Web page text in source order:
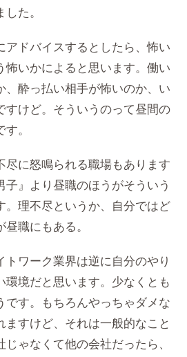
た。
アドバイスするとしたら、怖い
怖いかによると思います。働い
、酔っ払い相手が怖いのか、い
すけど。そういうのって昼間の
。
尽に怒鳴られる職場もあります
子』より昼職のほうがそういう
。理不尽というか、自分ではど
職にもある。
トワーク業界は逆に自分のやり
環境だと思います。少なくとも
です。もちろんやっちゃダメな
ますけど、それは一般的なこと
ゃなくて他の会社だったら、